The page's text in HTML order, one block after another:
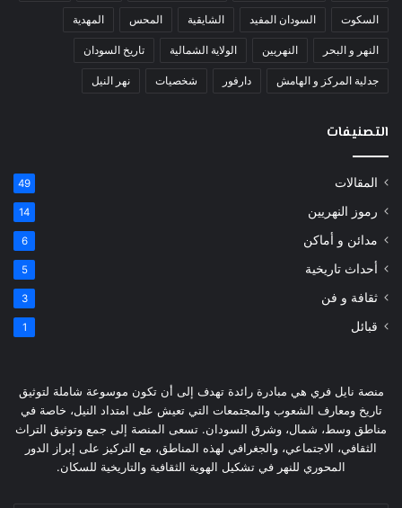
السكوت السودان المفيد الشايقية المحس المهدية
النهر و البحر النهريين الولاية الشمالية تاريخ السودان
جدلية المركز و الهامش دارفور شخصيات نهر النيل
التصنيفات
المقالات 49
رموز النهريين 14
مدائن و أماكن 6
أحداث تاريخية 5
ثقافة و فن 3
قبائل 1
منصة نايل فري هي مبادرة رائدة تهدف إلى أن تكون موسوعة شاملة لتوثيق
تاريخ ومعارف الشعوب والمجتمعات التي تعيش على امتداد النيل، خاصة في
مناطق وسط، شمال، وشرق السودان. تسعى المنصة إلى جمع وتوثيق التراث
الثقافي، الاجتماعي، والجغرافي لهذه المناطق، مع التركيز على إبراز الدور
المحوري للنهر في تشكيل الهوية الثقافية والتاريخية للسكان.